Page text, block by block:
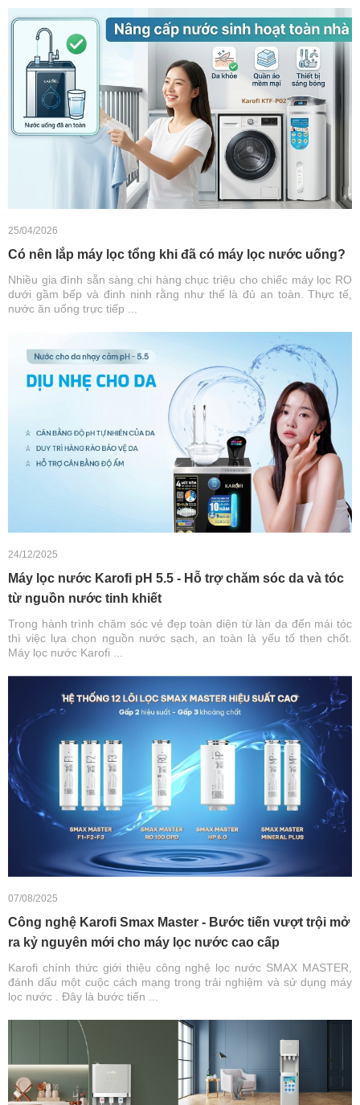
25/04/2026
Có nên lắp máy lọc tổng khi đã có máy lọc nước uống?
Nhiều gia đình sẵn sàng chi hàng chục triệu cho chiếc máy lọc RO
dưới gầm bếp và đinh ninh rằng như thế là đủ an toàn. Thực tế,
nước ăn uống trực tiếp ...
24/12/2025
Máy lọc nước Karofi pH 5.5 - Hỗ trợ chăm sóc da và tóc
từ nguồn nước tinh khiết
Trong hành trình chăm sóc vẻ đẹp toàn diện từ làn da đến mái tóc
thì việc lựa chọn nguồn nước sạch, an toàn là yếu tố then chốt.
Máy lọc nước Karofi ...
07/08/2025
Công nghệ Karofi Smax Master - Bước tiến vượt trội mở
ra kỷ nguyên mới cho máy lọc nước cao cấp
Karofi chính thức giới thiệu công nghệ lọc nước SMAX MASTER,
đánh dấu một cuộc cách mạng trong trải nghiệm và sử dụng máy
lọc nước . Đây là bước tiến ...